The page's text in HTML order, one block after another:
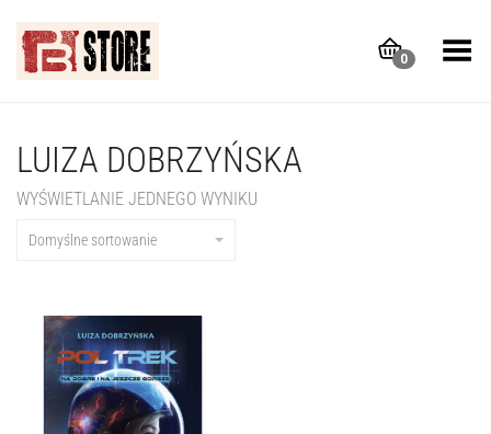
0
Toggle Menu
LUIZA DOBRZYŃSKA
WYŚWIETLANIE JEDNEGO WYNIKU
Domyślne sortowanie